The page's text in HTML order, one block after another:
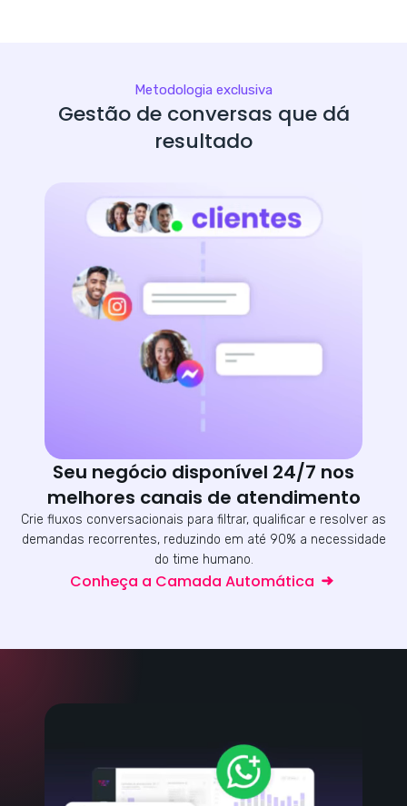
Metodologia exclusiva
Gestão de conversas que dá
resultado
Seu negócio disponível 24/7 nos
melhores canais de atendimento
Crie fluxos conversacionais para filtrar, qualificar e resolver as
demandas recorrentes, reduzindo em até 90% a necessidade
do time humano.
Conheça a Camada Automática